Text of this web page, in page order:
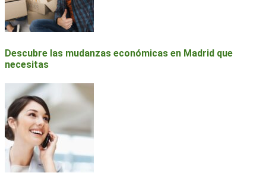
Descubre las mudanzas económicas en Madrid que
necesitas